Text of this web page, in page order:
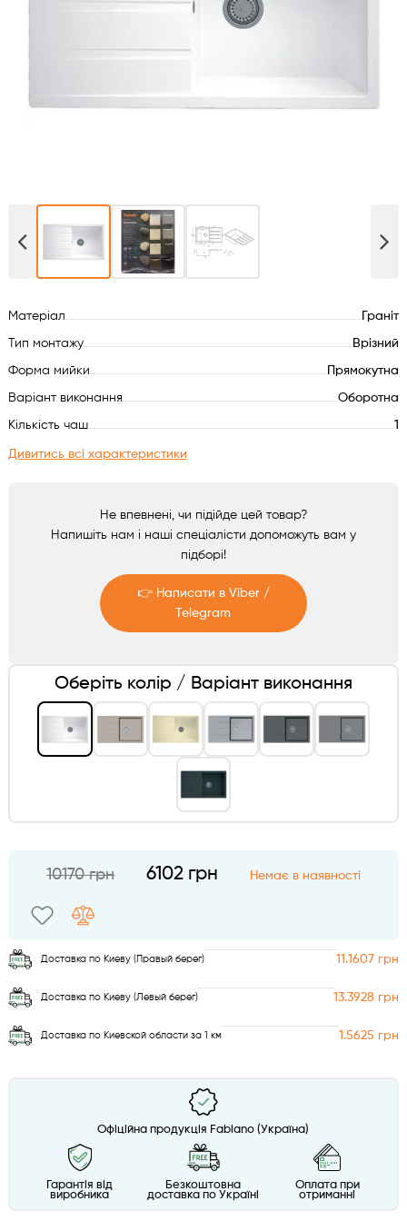
Варильні поверхні
Пральні машини
Сушильні машини
Холодильне обладнання
Сантехніка
Матеріал Граніт
Тип монтажу Врізний
Форма мийки Прямокутна
Варіант виконання Оборотна
Кількість чаш 1
Дивитись всі характеристики
Не впевнені, чи підійде цей товар?
Напишіть нам і наші спеціалісти допоможуть вам у
підборі!
👉 Написати в Viber /
Telegram
Viber
10170 грн 6102 грн Немає в наявності
Оберіть колір / Варіант виконання
Доставка по Киеву (Правый берег) 11.1607 грн
Доставка по Киеву (Левый берег) 13.3928 грн
Доставка по Киевской области за 1 км 1.5625 грн
Офіційна продукція Fabiano (Україна)
Гарантія від
виробника
Безкоштовна
доставка по Україні
Оплата при
отриманні